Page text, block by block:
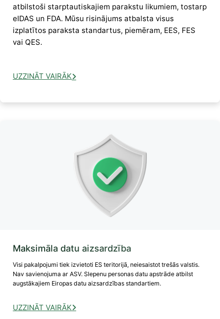
atbilstoši starptautiskajiem parakstu likumiem, tostarp
eIDAS un FDA. Mūsu risinājums atbalsta visus
izplatītos paraksta standartus, piemēram, EES, FES
vai QES.
UZZINĀT VAIRĀK
Maksimāla datu aizsardzība
Visi pakalpojumi tiek izvietoti ES teritorijā, neiesaistot trešās valstis.
Nav savienojuma ar ASV. Slepenu personas datu apstrāde atbilst
augstākajiem Eiropas datu aizsardzības standartiem.
UZZINĀT VAIRĀK